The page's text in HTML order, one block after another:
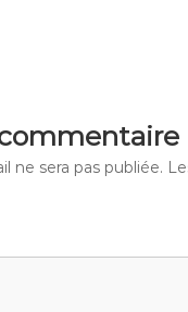
ne sera pas publiée.